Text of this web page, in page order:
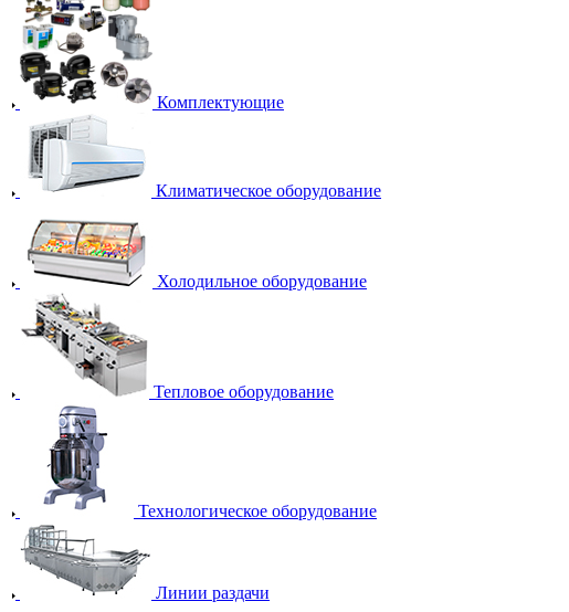
Комплектующие
Климатическое оборудование
Холодильное оборудование
Тепловое оборудование
Технологическое оборудование
Линии раздачи